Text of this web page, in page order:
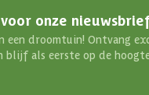
onze
een droomtuin! Ontvang
blijf als eerste op de